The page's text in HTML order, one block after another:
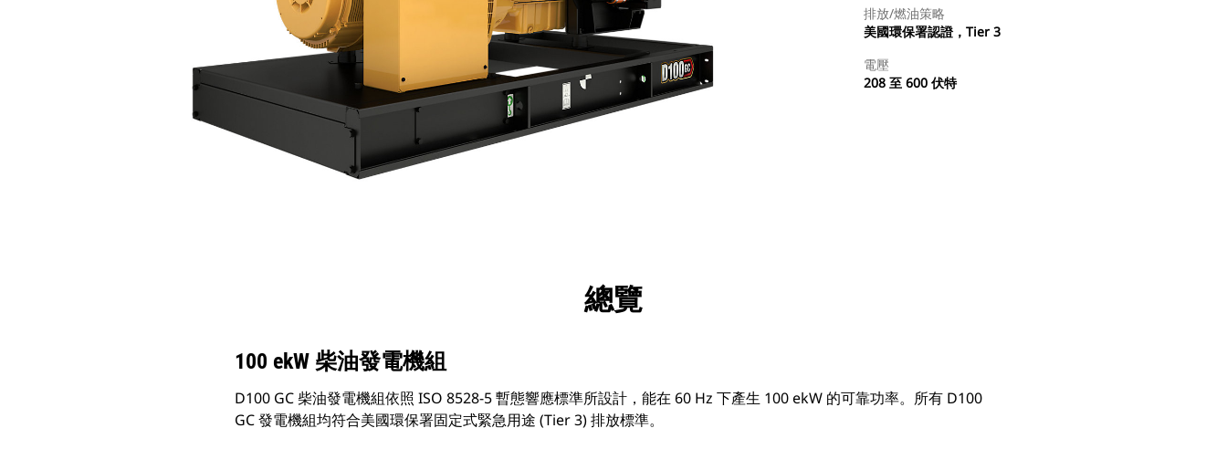
排放/燃油策略
美國環保署認證，Tier 3
電壓
208 至 600 伏特
導覽總覽
100 ekW 柴油發電機組
D100 GC 柴油發電機組依照 ISO 8528-5 暫態響應標準所設計，能在 60 Hz 下產生 100 ekW 的可靠功率。所有 D100
GC 發電機組均符合美國環保署固定式緊急用途 (Tier 3) 排放標準。